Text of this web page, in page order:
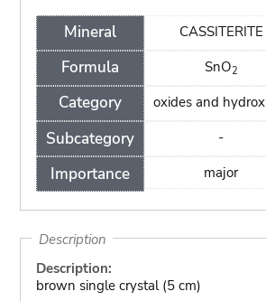
Mineral
Formula
Category
Subcategory
Importance
CASSITERITE
SnO2
oxides and
-
major
Description
Description:
brown single crystal (5 cm)